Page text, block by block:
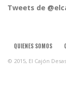
Tweets de
QUIENES SOMOS
© 2015, El Cajón